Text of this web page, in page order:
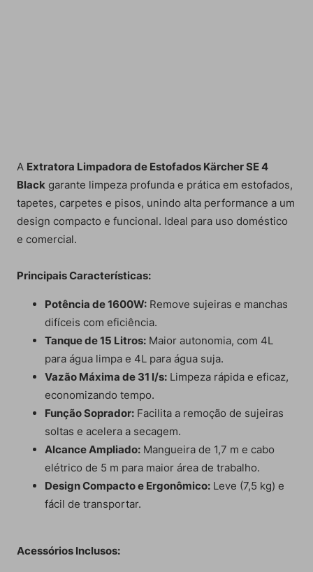
A Extratora Limpadora de Estofados Kärcher SE 4
Black garante limpeza profunda e prática em estofados,
tapetes, carpetes e pisos, unindo alta performance a um
design compacto e funcional. Ideal para uso doméstico
e comercial.
Principais Características:
Potência de 1600W: Remove sujeiras e manchas
difíceis com eficiência.
Tanque de 15 Litros: Maior autonomia, com 4L
para água limpa e 4L para água suja.
Vazão Máxima de 31 l/s: Limpeza rápida e eficaz,
economizando tempo.
Função Soprador: Facilita a remoção de sujeiras
soltas e acelera a secagem.
Alcance Ampliado: Mangueira de 1,7 m e cabo
elétrico de 5 m para maior área de trabalho.
Design Compacto e Ergonômico: Leve (7,5 kg) e
fácil de transportar.
Acessórios Inclusos: